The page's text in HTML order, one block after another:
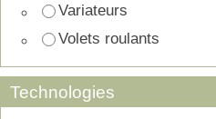
Variateurs
Volets roulants
Technologies